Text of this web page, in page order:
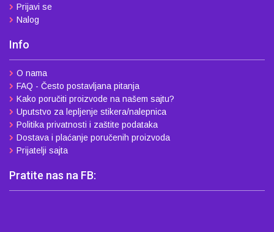
Prijavi se
Nalog
Info
O nama
FAQ - Često postavljana pitanja
Kako poručiti proizvode na našem sajtu?
Uputstvo za lepljenje stikera/nalepnica
Politika privatnosti i zaštite podataka
Dostava i plaćanje poručenih proizvoda
Prijatelji sajta
Pratite nas na FB: